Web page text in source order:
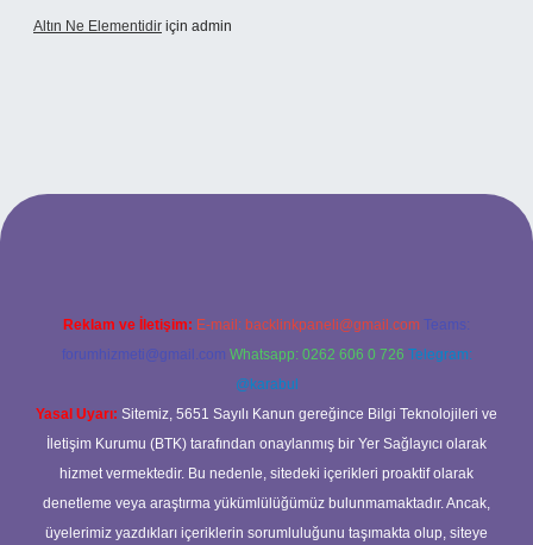
Altın Ne Elementidir için admin
güncel giriş
Reklam ve İletişim: E-mail: backlinkpaneli@gmail.com Teams:
forumhizmeti@gmail.com Whatsapp: 0262 606 0 726 Telegram:
@karabul
Yasal Uyarı: Sitemiz, 5651 Sayılı Kanun gereğince Bilgi Teknolojileri ve
İletişim Kurumu (BTK) tarafından onaylanmış bir Yer Sağlayıcı olarak
hizmet vermektedir. Bu nedenle, sitedeki içerikleri proaktif olarak
denetleme veya araştırma yükümlülüğümüz bulunmamaktadır. Ancak,
üyelerimiz yazdıkları içeriklerin sorumluluğunu taşımakta olup, siteye